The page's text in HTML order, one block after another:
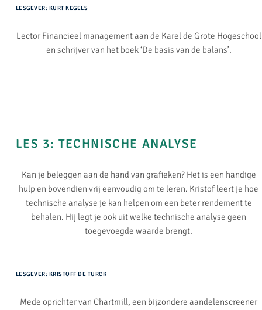
LESGEVER: KURT KEGELS
Lector Financieel management aan de Karel de Grote Hogeschool
en schrijver van het boek ‘De basis van de balans’.
LES 3: TECHNISCHE ANALYSE​
Kan je beleggen aan de hand van grafieken? Het is een handige
hulp en bovendien vrij eenvoudig om te leren. Kristof leert je hoe
technische analyse je kan helpen om een beter rendement te
behalen. Hij legt je ook uit welke technische analyse geen
toegevoegde waarde brengt.
LESGEVER: KRISTOFF DE TURCK
Mede oprichter van Chartmill, een bijzondere aandelenscreener